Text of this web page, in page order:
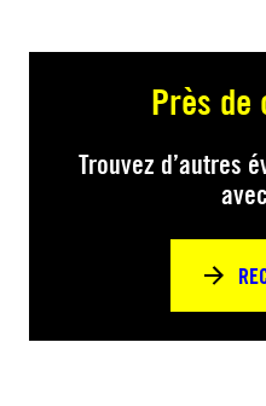
Près de
Trouvez d’autres